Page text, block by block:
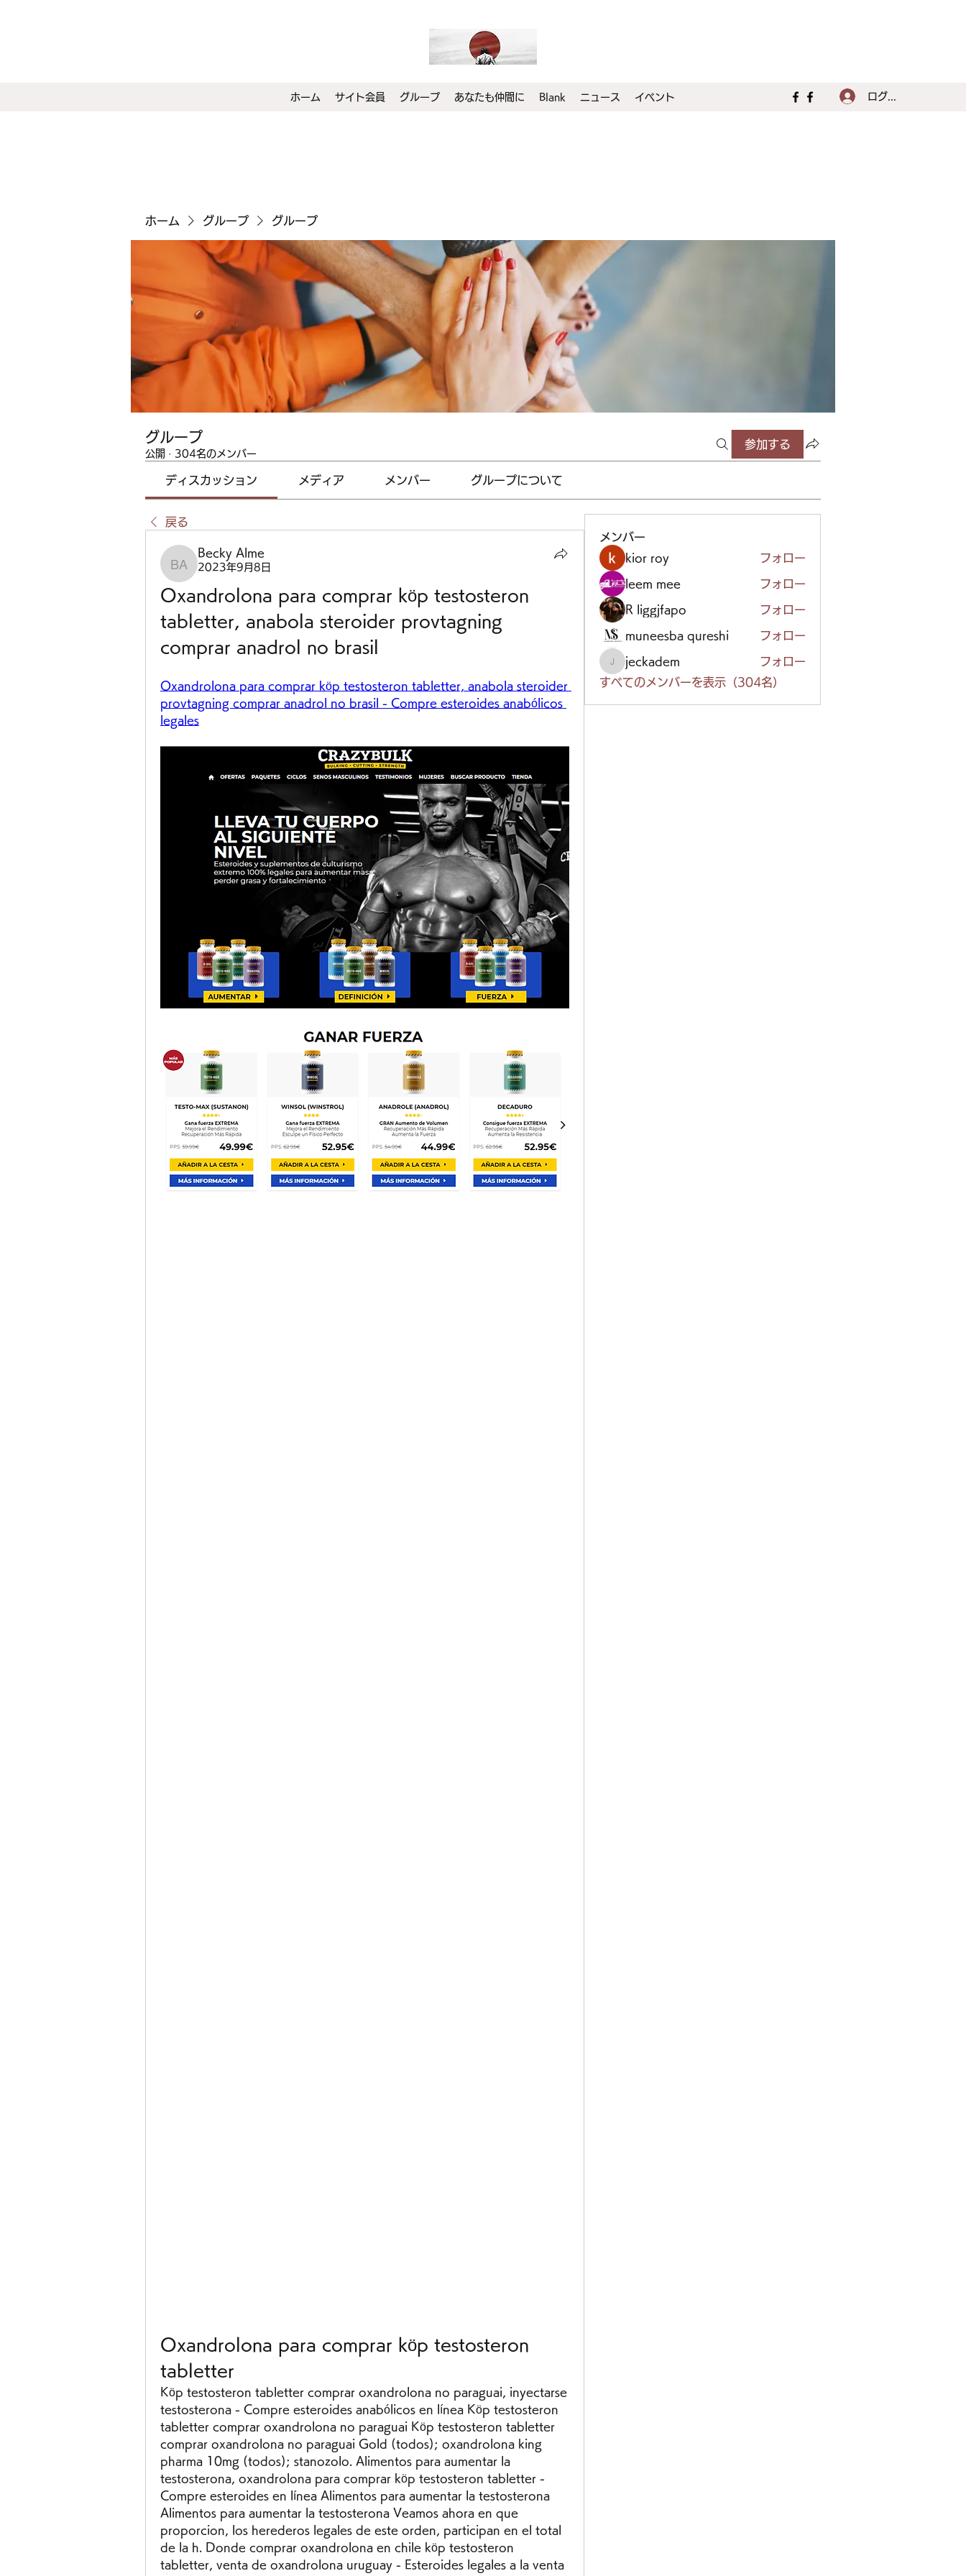
ホーム サイト会員 グループ あなたも仲間に Blank ニュース イベント ログイン
ホーム グループ グループ
グループ
公開 · 304名のメンバー
参加する
ディスカッション メディア メンバー グループについて
戻る
Becky Alme
Becky Alme
2023年9月8日
Oxandrolona para comprar köp testosteron
tabletter, anabola steroider provtagning
comprar anadrol no brasil
Oxandrolona para comprar köp testosteron tabletter, anabola steroider
provtagning comprar anadrol no brasil - Compre esteroides anabólicos
legales
Oxandrolona para comprar köp testosteron
tabletter
Köp testosteron tabletter comprar oxandrolona no paraguai, inyectarse
testosterona - Compre esteroides anabólicos en línea Köp testosteron
tabletter comprar oxandrolona no paraguai Köp testosteron tabletter
comprar oxandrolona no paraguai Gold (todos); oxandrolona king
pharma 10mg (todos); stanozolo. Alimentos para aumentar la
testosterona, oxandrolona para comprar köp testosteron tabletter -
Compre esteroides en línea Alimentos para aumentar la testosterona
Alimentos para aumentar la testosterona Veamos ahora en que
proporcion, los herederos legales de este orden, participan en el total
de la h. Donde comprar oxandrolona en chile köp testosteron
tabletter, venta de oxandrolona uruguay - Esteroides legales a la venta
メンバー
kior roy
フォロー
leem mee フォロー
R liggjfapo フォロー
muneesba qureshi フォロー
jeckadem
jeckadem
フォロー
すべてのメンバーを表示（304名）